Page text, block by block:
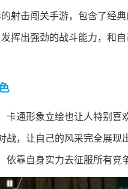
射击闯关手游，包含了经
挥出强劲的战斗能力，和
卡通形象立绘也让人特别喜
战，让自己的风采完全展现
依靠自身实力去征服所有竞